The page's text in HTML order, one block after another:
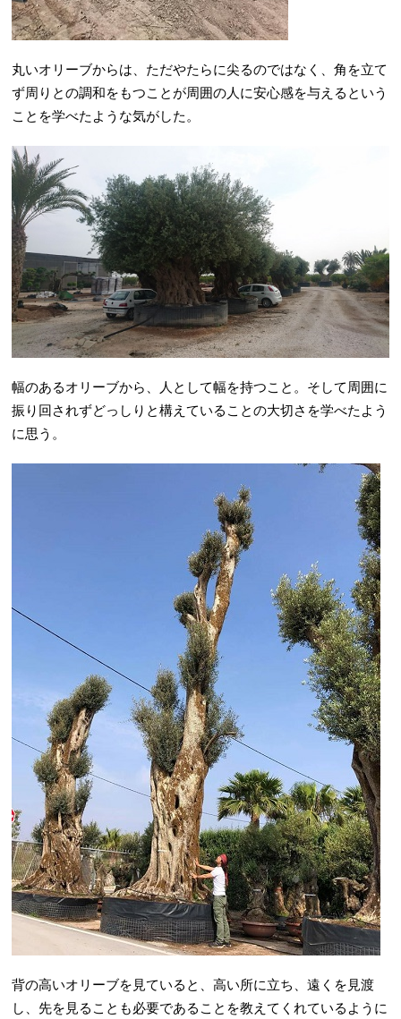
丸いオリーブからは、ただやたらに尖るのではなく、角を立て
ず周りとの調和をもつことが周囲の人に安心感を与えるという
ことを学べたような気がした。
幅のあるオリーブから、人として幅を持つこと。そして周囲に
振り回されずどっしりと構えていることの大切さを学べたよう
に思う。
背の高いオリーブを見ていると、高い所に立ち、遠くを見渡
し、先を見ることも必要であることを教えてくれているように